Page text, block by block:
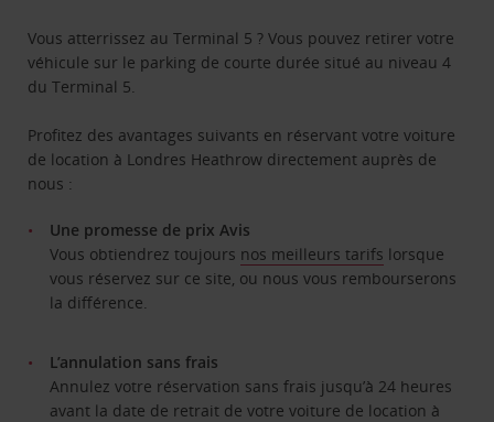
Vous atterrissez au Terminal 5 ? Vous pouvez retirer votre
véhicule sur le parking de courte durée situé au niveau 4
du Terminal 5.
Profitez des avantages suivants en réservant votre voiture
de location à Londres Heathrow directement auprès de
nous :
Une promesse de prix Avis
Vous obtiendrez toujours nos meilleurs tarifs lorsque
vous réservez sur ce site, ou nous vous rembourserons
la différence.
L’annulation sans frais
Annulez votre réservation sans frais jusqu’à 24 heures
avant la date de retrait de votre voiture de location à